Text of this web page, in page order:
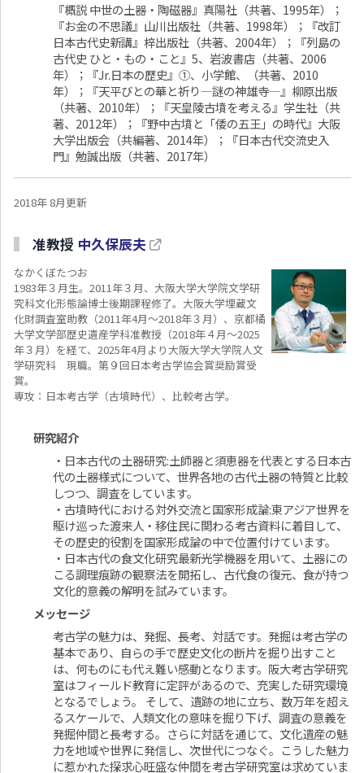
『概説 中世の土器・陶磁器』真陽社（共著、1995年）；
『お金の不思議』山川出版社（共著、1998年）；『改訂
日本古代史新講』梓出版社（共著、2004年）；『列島の
古代史 ひと・もの・こと』5、岩波書店（共著、2006
年）；『Jr.日本の歴史』①、小学館、（共著、2010
年）；『天平びとの華と祈り―謎の神雄寺―』柳原出版
（共著、2010年）；『天皇陵古墳を考える』学生社（共
著、2012年）；『野中古墳と「倭の五王」の時代』大阪
大学出版会（共編著、2014年）；『日本古代交流史入
門』勉誠出版（共著、2017年）
2018年 8月更新
准教授 中久保辰夫
なかくぼたつお
1983年３月生。2011年３月、大阪大学大学院文学研
究科文化形態論博士後期課程修了。大阪大学埋蔵文
化財調査室助教（2011年4月～2018年３月）、京都橘
大学文学部歴史遺産学科准教授（2018年４月～2025
年３月）を経て、2025年4月より大阪大学大学院人文
学研究科 現職。第９回日本考古学協会賞奨励賞受
賞。
専攻：日本考古学（古墳時代）、比較考古学。
研究紹介
・日本古代の土器研究:土師器と須恵器を代表とする日本古
代の土器様式について、世界各地の古代土器の特質と比較
しつつ、調査をしています。
・古墳時代における対外交流と国家形成論:東アジア世界を
駆け巡った渡来人・移住民に関わる考古資料に着目して、
その歴史的役割を国家形成論の中で位置付けています。
・日本古代の食文化研究最新光学機器を用いて、土器にの
こる調理痕跡の観察法を開拓し、古代食の復元、食が持つ
文化的意義の解明を試みています。
メッセージ
考古学の魅力は、発掘、長考、対話です。発掘は考古学の
基本であり、自らの手で歴史文化の断片を掘り出すこと
は、何ものにも代え難い感動となります。阪大考古学研究
室はフィールド教育に定評があるので、充実した研究環境
となるでしょう。 そして、遺跡の地に立ち、数万年を超え
るスケールで、人類文化の意味を掘り下げ、調査の意義を
発掘仲間と長考する。さらに対話を通じて、文化遺産の魅
力を地域や世界に発信し、次世代につなぐ。こうした魅力
に惹かれた探求心旺盛な仲間を考古学研究室は求めていま